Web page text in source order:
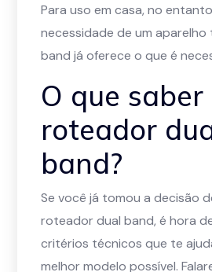
Para uso em casa, no
necessidade de um aparelho
band já oferece o que é
O que saber
roteador
band?
Se você já tomou a decisão
roteador dual band, é hora
critérios técnicos que te
melhor modelo possível.